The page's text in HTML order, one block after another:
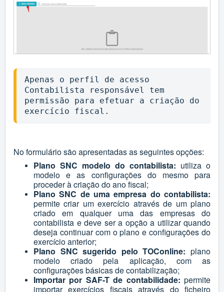
Apenas o perfil de acesso
Contabilista responsável tem
permissão para efetuar a criação do
exercício fiscal.
No formulário são apresentadas as seguintes opções:
Plano SNC modelo do contabilista: utiliza o
modelo e as configurações do mesmo para
proceder à criação do ano fiscal;
Plano SNC de uma empresa do contabilista:
permite criar um exercício através de um plano
criado em qualquer uma das empresas do
contabilista e deve ser a opção a utilizar quando
deseja continuar com o plano e configurações do
exercício anterior;
Plano SNC sugerido pelo TOConline: plano
modelo criado pela aplicação, com as
configurações básicas de contabilização;
Importar por SAF-T de contabilidade: permite
importar exercícios fiscais através do ficheiro